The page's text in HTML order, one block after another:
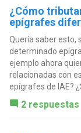
¿Cómo
epígrafes
Quería saber esto,
determinado
ejemplo ahora
relacionadas con
epígrafes de IAE?
2 respuestas